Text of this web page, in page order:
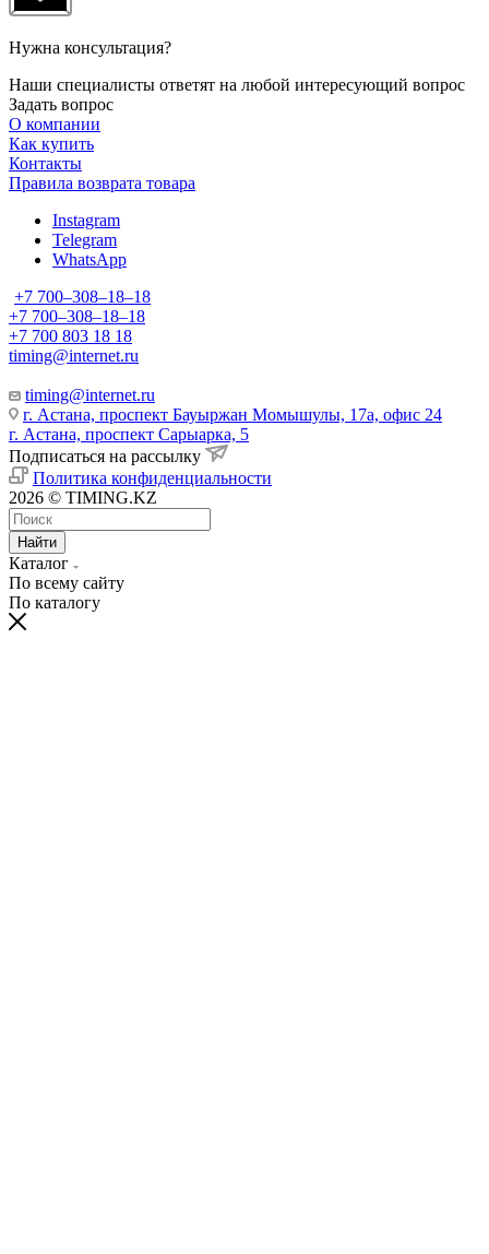
Нужна консультация?
Наши специалисты ответят на любой интересующий вопрос
Задать вопрос
О компании
Как купить
Контакты
Правила возврата товара
Instagram
Telegram
WhatsApp
+7 700‒308‒18‒18
+7 700‒308‒18‒18
+7 700 803 18 18
timing@internet.ru
timing@internet.ru
г. Астана, проспект Бауыржан Момышулы, 17а, офис 24
г. Астана, проспект Сарыарка, 5
Подписаться на рассылку
Политика конфиденциальности
2026 © TIMING.KZ
Найти
Каталог
По всему сайту
По каталогу